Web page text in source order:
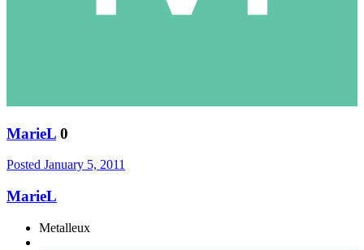
MarieL 0
Posted January 5, 2011
MarieL
Metalleux